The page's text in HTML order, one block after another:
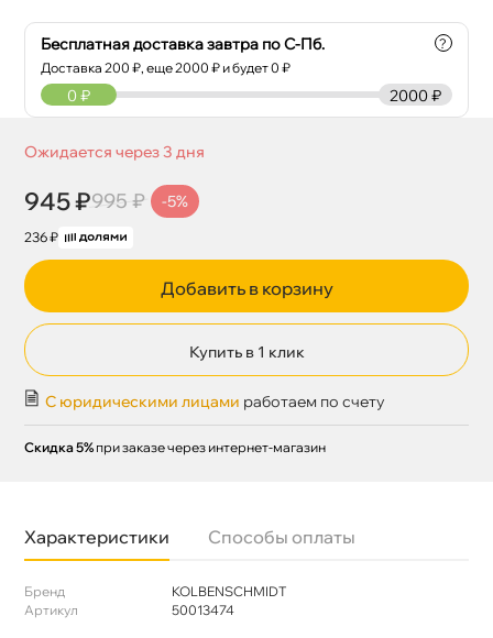
Бесплатная доставка завтра по С-Пб.
Доставка200 ₽, еще2000 ₽ и будет 0 ₽
?
2000 ₽
0 ₽
Ожидается через 3 дня
945 ₽995 ₽ -5%
236 ₽
Добавить в корзину
Купить в 1 клик
С юридическими лицами работаем по счету
Скидка 5% при заказе через интернет-магазин
Характеристики Способы оплаты
Бренд
KOLBENSCHMIDT
Артикул
50013474